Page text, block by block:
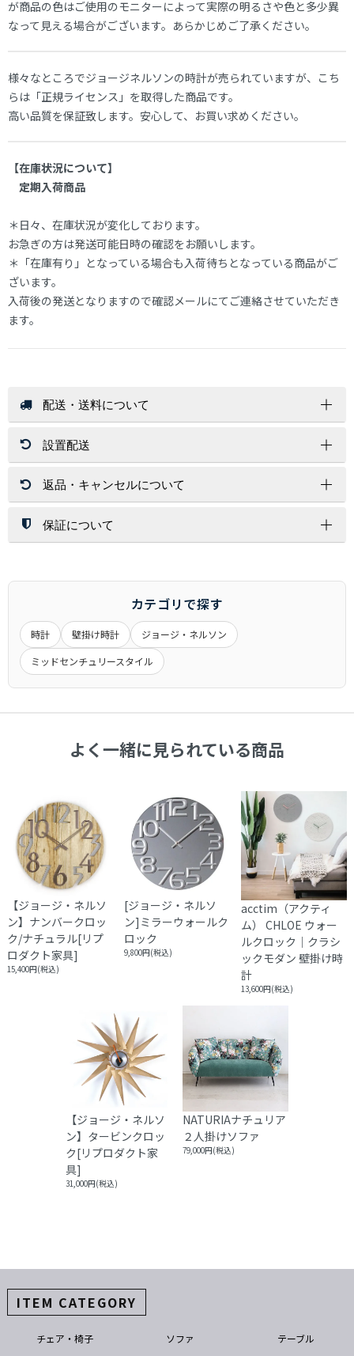
が商品の色はご使用のモニターによって実際の明るさや色と多少異
なって見える場合がございます。あらかじめご了承ください。
様々なところでジョージネルソンの時計が売られていますが、こち
らは「正規ライセンス」を取得した商品です。
高い品質を保証致します。安心して、お買い求めください。
【在庫状況について】
定期入荷商品
＊日々、在庫状況が変化しております。
お急ぎの方は発送可能日時の確認をお願いします。
＊「在庫有り」となっている場合も入荷待ちとなっている商品がご
ざいます。
入荷後の発送となりますので確認メールにてご連絡させていただき
ます。
配送・送料について
送 料
店内商品送料無料（一部商品を除く）
北海道・沖縄・離島はその都度お見積りいたします。
ご注文金額に関係なく送料が必要な商品もございます。
配送方法
玄関先までのお届けとなります。
アパート・マンションの場合は1Fまでとなる場合がございま
す。
大きな商品は安全のため、玄関先までお手伝いをお願いする場
通常配送とは異なり、お届けに１週間から１０日間かかる場合
がございます。
※大型商品の配送は時間指定をお受けしておりません。
集合住宅の場合、１階エントランス、戸建ての場合は玄関口で
お渡しとなります。
設置配送
開梱設置サービスは、配送員１～２名が配達先にお伺いし家具
を設置する場所まで運び、開梱/設置/梱包材処分まで運送業者
が行います。
※お荷物の大きさによっては1名配達になります。
返品・キャンセルについて
返 品
お客様都合（サイズ/色味/木目/イメージ/肌触り/誤注文）での
交換時の返品（返送）は交換品の到着時に入れ替えを行います
ので、くれぐれもお客様からの返送はご遠慮下さい。
キャンセル
一定期間経過後はキャンセル料をいただく場合もございます。
商品発送後のキャンセルできませんのでご了承ください。
保証について
記載が無いものにつきましては、６ヶ月間となります。
メーカー商品に関しましては、メーカー保証・代理店保証があ
るものは、それらに準じます。
※当店の商品は一般家庭用として設計されています。
業務用として使用したことによる故障および損傷は保証の対象
外となります。
初期不良や破損・汚損があった場合は、商品到着から１週間以
内に画像を添えてご連絡ください。
カテゴリで探す
時計 壁掛け時計
ジョージ・ネルソン
ミッドセンチュリースタイル
よく一緒に見られている商品
【ジョージ・ネルソ
ン】ナンバークロッ
ク/ナチュラル[リプ
ロダクト家具]
15,400円(税込)
[ジョージ・ネルソ
ン]ミラーウォールク
ロック
9,800円(税込)
acctim（アクティ
ム） CHLOE ウォー
ルクロック｜クラシ
ックモダン 壁掛け時
計
13,600円(税込)
【ジョージ・ネルソ
ン】タービンクロッ
ク[リプロダクト家
具]
31,000円(税込)
NATURIAナチュリア
２人掛けソファ
79,000円(税込)
ITEM CATEGORY
チェア・椅子 ソファ テーブル